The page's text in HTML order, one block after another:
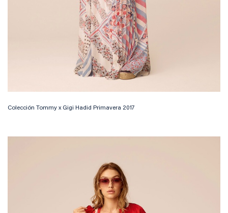
Colección Tommy x Gigi Hadid Primavera 2017